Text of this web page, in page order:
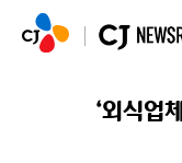
‘외식업